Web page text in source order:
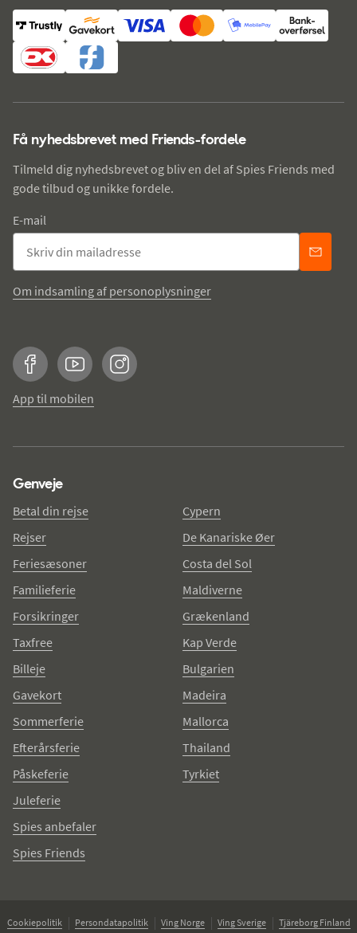
Få nyhedsbrevet med Friends-fordele
Tilmeld dig nyhedsbrevet og bliv en del af Spies Friends med
gode tilbud og unikke fordele.
E-mail
Om indsamling af personoplysninger
FacebookYouTubeInstagram
App til mobilen
Genveje
Betal din rejse
Rejser
Feriesæsoner
Familieferie
Forsikringer
Taxfree
Billeje
Gavekort
Sommerferie
Efterårsferie
Påskeferie
Juleferie
Spies anbefaler
Spies Friends
Cypern
De Kanariske Øer
Costa del Sol
Maldiverne
Grækenland
Kap Verde
Bulgarien
Madeira
Mallorca
Thailand
Tyrkiet
Cookiepolitik Persondatapolitik Ving Norge Ving Sverige Tjäreborg Finland